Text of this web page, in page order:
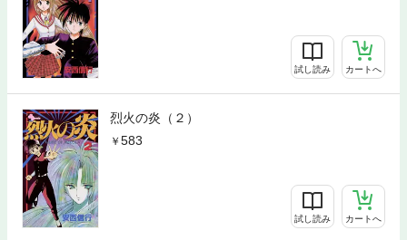
試し読み カートへ
烈火の炎（２）
583
試し読み カートへ